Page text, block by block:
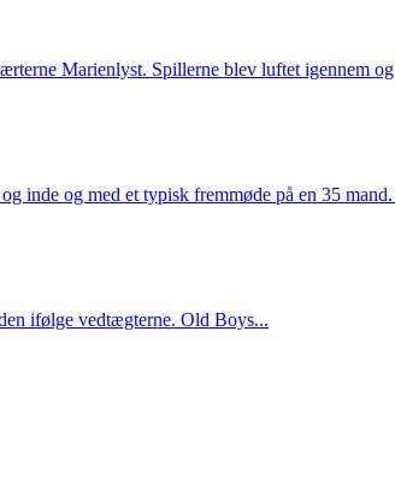
Marienlyst. Spillerne blev luftet igennem
inde og med et typisk fremmøde på en 35
ifølge vedtægterne. Old Boys...